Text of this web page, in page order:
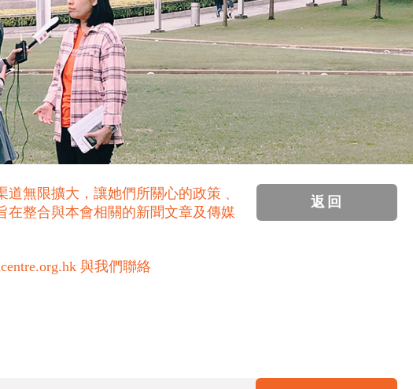
無限擴大，讓她們所關心的政策﹑
在整合與本會相關的新聞文章及傳媒
與我們聯絡
返回